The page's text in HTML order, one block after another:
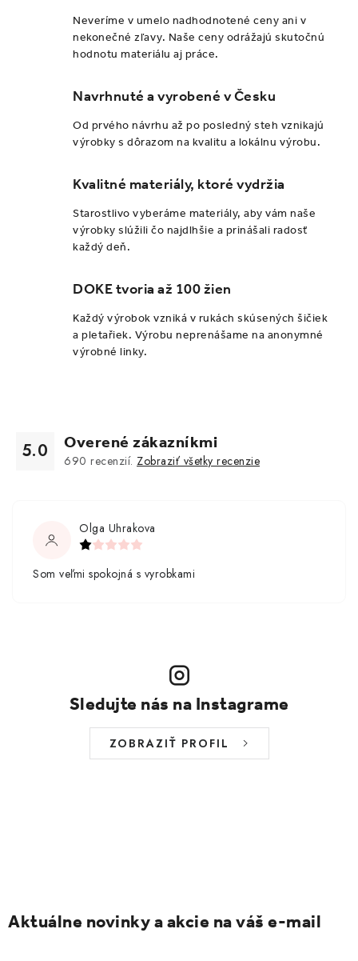
Neveríme v umelo nadhodnotené ceny ani v
nekonečné zľavy. Naše ceny odrážajú skutočnú
hodnotu materiálu aj práce.
Navrhnuté a vyrobené v Česku
Od prvého návrhu až po posledný steh vznikajú
výrobky s dôrazom na kvalitu a lokálnu výrobu.
Kvalitné materiály, ktoré vydržia
Starostlivo vyberáme materiály, aby vám naše
výrobky slúžili čo najdlhšie a prinášali radosť
každý deň.
DOKE tvoria až 100 žien
Každý výrobok vzniká v rukách skúsených šičiek
a pletařiek. Výrobu neprenášame na anonymné
výrobné linky.
5.0 Overené zákazníkmi
690 recenzií. Zobraziť všetky recenzie
Olga Uhrakova
Som veľmi spokojná s vyrobkami
Sledujte nás na Instagrame
ZOBRAZIŤ PROFIL
Aktuálne novinky a akcie na váš e-mail